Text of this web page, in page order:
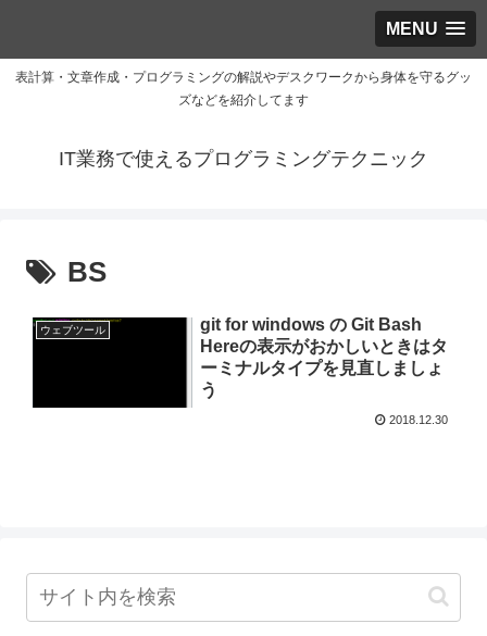
MENU
表計算・文章作成・プログラミングの解説やデスクワークから身体を守るグッ
ズなどを紹介してます
IT業務で使えるプログラミングテクニック
BS
ウェブツール
git for windows の Git Bash
Hereの表示がおかしいときはタ
ーミナルタイプを見直しましょ
う
2018.12.30